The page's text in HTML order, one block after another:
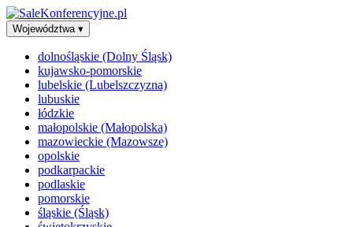
Województwa ▾
dolnośląskie (Dolny Śląsk)
kujawsko-pomorskie
lubelskie (Lubelszczyzna)
lubuskie
łódzkie
małopolskie (Małopolska)
mazowieckie (Mazowsze)
opolskie
podkarpackie
podlaskie
pomorskie
śląskie (Śląsk)